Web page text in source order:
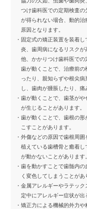
つけ歯科医での定期検査
が得られない場合、動的
原因となります。
・固定式の矯正装置を装着
炎、歯周病になるリスクが
他、かかりつけ歯科医での
歯が動くことで、治療前
ったり、親知らずや根尖
し、歯肉が腫脹したり、痛
・歯が動くことで、歯茎が
が生じることがあります。
・歯が動くことで、歯根の
こすことがあります。
・外傷などの原因で歯根周
植えている歯槽骨と癒着
が動かないことがあります
・歯を動かすことで歯髄内
く変色してしまうことがあ
・金属アレルギーやラテッ
定中にアレルギー症状が出
・矯正力による機械的外力